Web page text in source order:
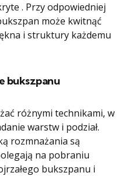
. Przy odpowiedniej
może kwitnąć
i struktury każdemu
bukszpanu
różnymi technikami, w
warstw i podział.
rozmnażania są
na pobraniu
bukszpanu i